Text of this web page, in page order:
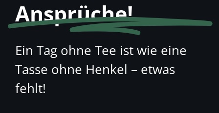
Tee
Weitere Produkte
Kontakt
Ansprüche!
Ein Tag ohne Tee ist wie eine
Tasse ohne Henkel – etwas
fehlt!